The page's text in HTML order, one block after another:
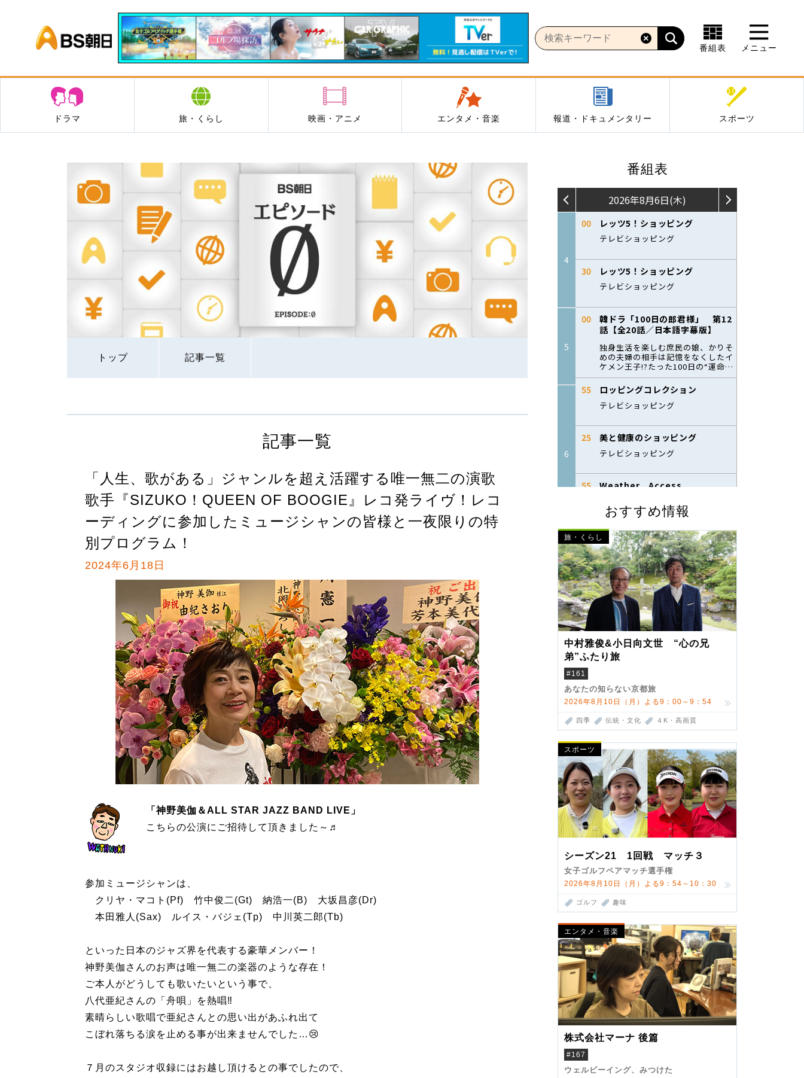
BS朝日
番組表 メニュー
ドラマ 旅・くらし 映画・アニメ エンタメ・音楽 報道・ドキュメンタリー スポーツ
トップ 記事一覧
番組表
おすすめ情報
旅・くらし
中村雅俊&小日向文世 “心の兄
弟”ふたり旅
#161
あなたの知らない京都旅
2026年8月10日（月）よる9：00～9：54
四季 伝統・文化 ４K・高画質
スポーツ
シーズン21 1回戦 マッチ３
女子ゴルフペアマッチ選手権
2026年8月10日（月）よる9：54～10：30
ゴルフ 趣味
エンタメ・音楽
株式会社マーナ 後篇
#167
ウェルビーイング、みつけた
記事一覧
「人生、歌がある」ジャンルを超え活躍する唯一無二の演歌
歌手『SIZUKO！QUEEN OF BOOGIE』レコ発ライヴ！レコ
ーディングに参加したミュージシャンの皆様と一夜限りの特
別プログラム！
2024年6月18日
「神野美伽＆ALL STAR JAZZ BAND LIVE」
こちらの公演にご招待して頂きました～♬
参加ミュージシャンは、
クリヤ・マコト(Pf) 竹中俊二(Gt) 納浩一(B) 大坂昌彦(Dr)
本田雅人(Sax) ルイス・バジェ(Tp) 中川英二郎(Tb)
といった日本のジャズ界を代表する豪華メンバー！
神野美伽さんのお声は唯一無二の楽器のような存在！
ご本人がどうしても歌いたいという事で、
八代亜紀さんの「舟唄」を熱唱‼︎
素晴らしい歌唱で亜紀さんとの思い出があふれ出て
こぼれ落ちる涙を止める事が出来ませんでした…😢
７月のスタジオ収録にはお越し頂けるとの事でしたので、